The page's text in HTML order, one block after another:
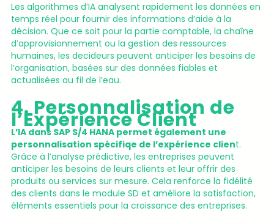
Les algorithmes d’IA analysent rapidement les données en
temps réel pour fournir des informations d’aide à la
décision. Que ce soit pour la partie comptable, la chaîne
d’approvisionnement ou la gestion des ressources
humaines, les decideurs peuvent anticiper les besoins de
l’organisation, basées sur des données fiables et
actualisées au fil de l’eau.
4. Personnalisation de
l’Expérience Client
L’IA dans SAP S/4 HANA permet également une
personnalisation spécifiqe de l’expérience client.
Grâce à l’analyse prédictive, les entreprises peuvent
anticiper les besoins de leurs clients et leur offrir des
produits ou services sur mesure. Cela renforce la fidélité
des clients dans le module SD et améliore la satisfaction,
éléments essentiels pour la croissance des entreprises.